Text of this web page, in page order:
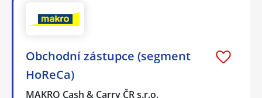
Obchodní zástupce (segment
HoReCa)
MAKRO Cash & Carry ČR s.r.o.